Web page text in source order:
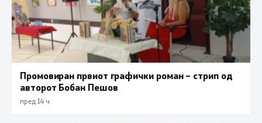
Промовиран првиот графички роман – стрип од
авторот Бобан Пешов
пред 14 ч.